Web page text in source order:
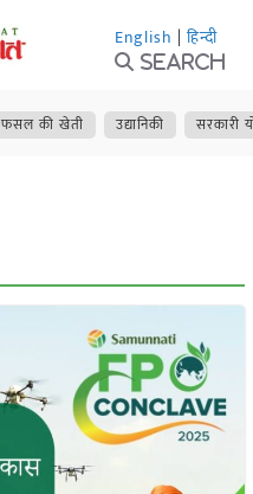
English | हिन्दी
Search
फसल की खेती उद्यानिकी सरकारी